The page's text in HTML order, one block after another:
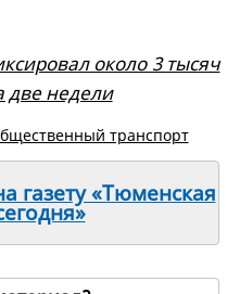
около 3 тысяч
две недели
транспорт
газету «Тюменская